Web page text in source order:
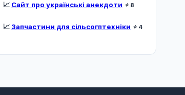
📈 Сайт про українські анекдоти ✧8
📈 Запчастини для сільсогптехніки ✧4